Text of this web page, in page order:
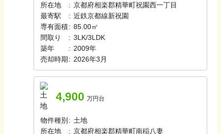
所在地
: 京都府相楽郡精華町祝園西一丁目
最寄駅
: 近鉄京都線新祝園
専有面積: 85.00㎡
間取り
: 3LK/3LDK
築年
: 2009年
売却時期 : 2026年3月
4,900 万円台
物件種別 : 土地
所在地
: 京都府相楽郡精華町南稲八妻